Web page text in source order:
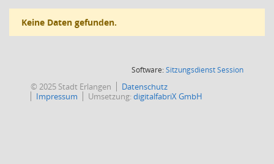
Keine Daten gefunden.
Software:SitzungsdienstSession(Wird in
© 2025 Stadt Erlangen
Datenschutz
Impressum
Umsetzung:digitalfabriX GmbH